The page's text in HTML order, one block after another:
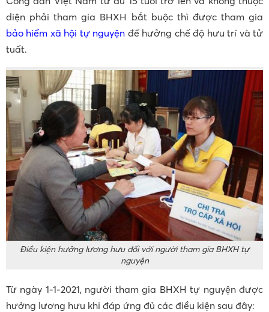
diện phải tham gia BHXH bắt buộc thì được tham gia
bảo hiểm xã hội tự nguyện để hưởng chế độ hưu trí và tử
tuất.
Điều kiện hưởng lương hưu đối với người tham gia BHXH tự
nguyện
Từ ngày 1-1-2021, người tham gia BHXH tự nguyện được
hưởng lương hưu khi đáp ứng đủ các điều kiện sau đây: